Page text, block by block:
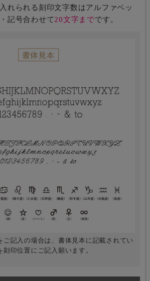
れられる刻印文字数はアルファベッ
記号合わせて20文字までです。
記入の場合は、書体見本に記載されてい
印位置にご記入願います。